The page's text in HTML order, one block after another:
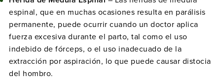
espinal, que en muchas ocasiones resulta en parálisis
permanente, puede ocurrir cuando un doctor aplica
fuerza excesiva durante el parto, tal como el uso
indebido de fórceps, o el uso inadecuado de la
extracción por aspiración, lo que puede causar distocia
del hombro.